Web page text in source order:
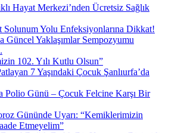
Hayat Merkezi’nden Ücretsiz Sağlık
Solunum Yolu Enfeksiyonlarına Dikkat!
Güncel Yaklaşımlar Sempozyumu
102. Yılı Kutlu Olsun”
7 Yaşındaki Çocuk Şanlıurfa’da
Polio Günü – Çocuk Felcine Karşı Bir
Gününde Uyarı: “Kemiklerimizin
Etmeyelim”